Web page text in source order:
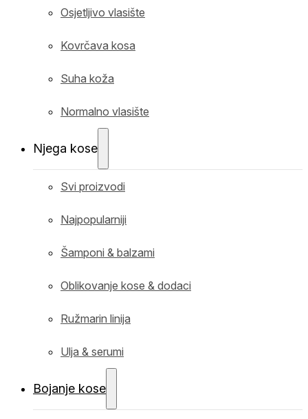
Osjetljivo vlasište
Kovrčava kosa
Suha koža
Normalno vlasište
Njega kose
Svi proizvodi
Najpopularniji
Šamponi & balzami
Oblikovanje kose & dodaci
Ružmarin linija
Ulja & serumi
Bojanje kose